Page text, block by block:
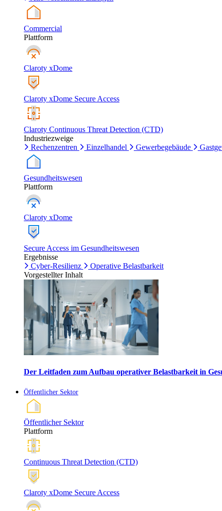
Commercial
Plattform
Claroty xDome
Claroty xDome Secure Access
Claroty Continuous Threat Detection (CTD)
Industriezweige
Rechenzentren
Einzelhandel Gewerbegebäude
Gesundheitswesen
Plattform
Claroty xDome
Secure Access im Gesundheitswesen
Ergebnisse
Cyber-Resilienz
Operative Belastbarkeit
Vorgestellter Inhalt
Der Leitfaden zum Aufbau operativer Belastbarkeit in
Öffentlicher Sektor
Öffentlicher Sektor
Plattform
Continuous Threat Detection (CTD)
Claroty xDome Secure Access